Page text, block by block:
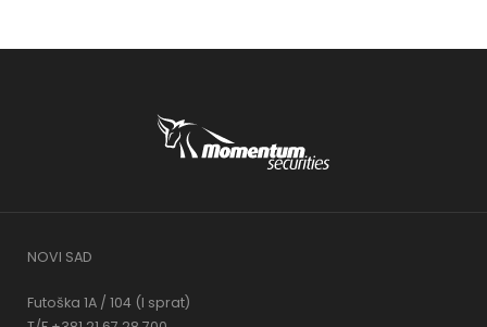
NOVI SAD
Futoška 1A / 104 (I sprat)